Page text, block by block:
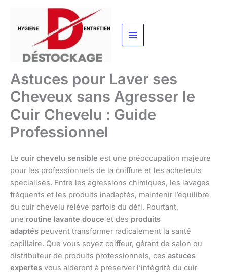
contenu
Astuces pour Laver ses
Cheveux sans Agresser le
Cuir Chevelu : Guide
Professionnel
Le cuir chevelu sensible est une préoccupation majeure
pour les professionnels de la coiffure et les acheteurs
spécialisés. Entre les agressions chimiques, les lavages
fréquents et les produits inadaptés, maintenir l’équilibre
du cuir chevelu relève parfois du défi. Pourtant,
une routine lavante douce et des produits
adaptés peuvent transformer radicalement la santé
capillaire. Que vous soyez coiffeur, gérant de salon ou
distributeur de produits professionnels, ces astuces
expertes vous aideront à préserver l’intégrité du cuir